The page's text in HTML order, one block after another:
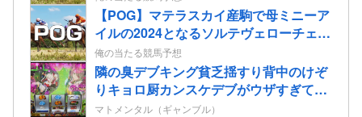
【POG】マテラスカイ産駒で母ミニーア
イルの2024となるソルテヴェローチェの
2歳情報
俺の当たる競馬予想
隣の臭デブキング貧乏揺すり背中のけぞ
りキョロ厨カンスケデブがウザすぎて心
が折れそう…
マトメンタル（ギャンブル）